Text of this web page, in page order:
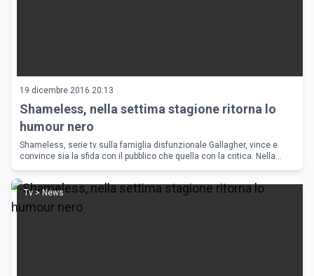
19 dicembre 2016 20:13
Shameless, nella settima stagione ritorna lo
humour nero
Shameless, serie tv sulla famiglia disfunzionale Gallagher, vince e
convince sia la sfida con il pubblico che quella con la critica. Nella
Tv > News